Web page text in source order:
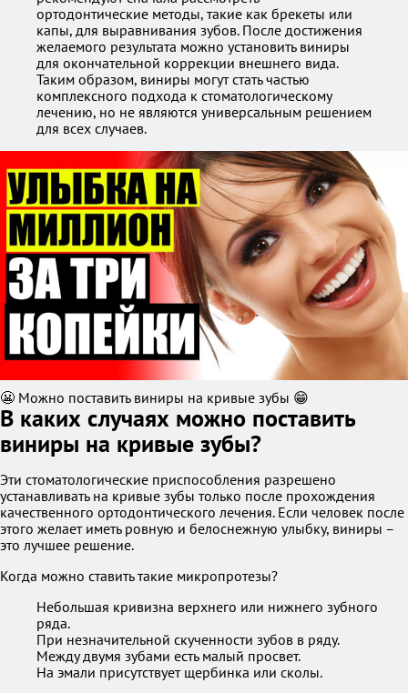
ортодонтические методы, такие как брекеты или
капы, для выравнивания зубов. После достижения
желаемого результата можно установить виниры
для окончательной коррекции внешнего вида.
Таким образом, виниры могут стать частью
комплексного подхода к стоматологическому
лечению, но не являются универсальным решением
для всех случаев.
😬 Можно поставить виниры на кривые зубы 😁
В каких случаях можно поставить
виниры на кривые зубы?
Эти стоматологические приспособления разрешено
устанавливать на кривые зубы только после прохождения
качественного ортодонтического лечения. Если человек после
этого желает иметь ровную и белоснежную улыбку, виниры –
это лучшее решение.
Когда можно ставить такие микропротезы?
Небольшая кривизна верхнего или нижнего зубного
ряда.
При незначительной скученности зубов в ряду.
Между двумя зубами есть малый просвет.
На эмали присутствует щербинка или сколы.